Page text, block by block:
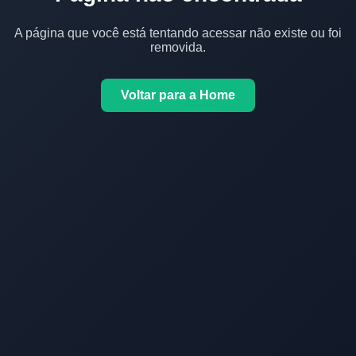
A página que você está tentando acessar não existe ou foi
removida.
Voltar para a Home